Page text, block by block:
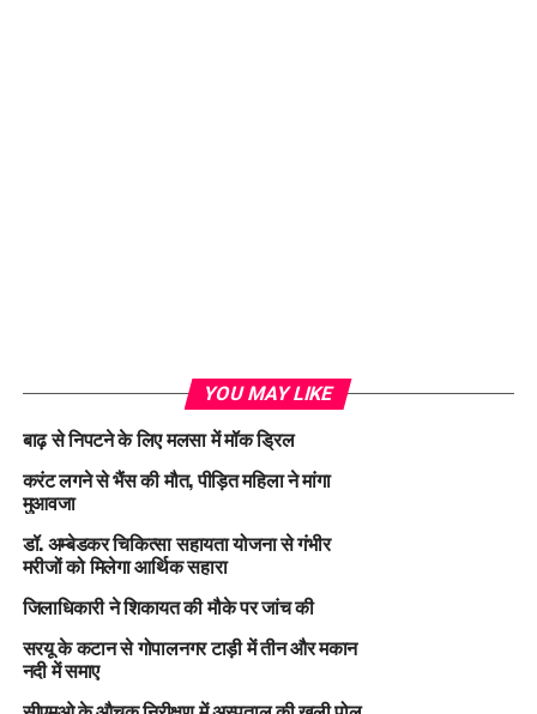
YOU MAY LIKE
बाढ़ से निपटने के लिए मलसा में मॉक ड्रिल
करंट लगने से भैंस की मौत, पीड़ित महिला ने मांगा
मुआवजा
डॉ. अम्बेडकर चिकित्सा सहायता योजना से गंभीर
मरीजों को मिलेगा आर्थिक सहारा
जिलाधिकारी ने शिकायत की मौके पर जांच की
सरयू के कटान से गोपालनगर टाड़ी में तीन और मकान
नदी में समाए